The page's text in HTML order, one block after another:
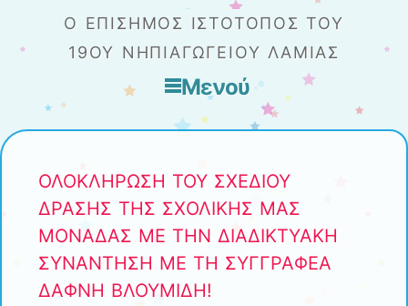
Ο ΕΠΊΣΗΜΟΣ ΙΣΤΌΤΟΠΟΣ ΤΟΥ
19ΟΥ ΝΗΠΙΑΓΩΓΕΊΟΥ ΛΑΜΊΑΣ
Μενού
ΟΛΟΚΛΗΡΩΣΗ ΤΟΥ ΣΧΕΔΙΟΥ
ΔΡΑΣΗΣ ΤΗΣ ΣΧΟΛΙΚΗΣ ΜΑΣ
ΜΟΝΑΔΑΣ ΜΕ ΤΗΝ ΔΙΑΔΙΚΤΥΑΚΗ
ΣΥΝΑΝΤΗΣΗ ΜΕ ΤΗ ΣΥΓΓΡΑΦΕΑ
ΔΑΦΝΗ ΒΛΟΥΜΙΔΗ!